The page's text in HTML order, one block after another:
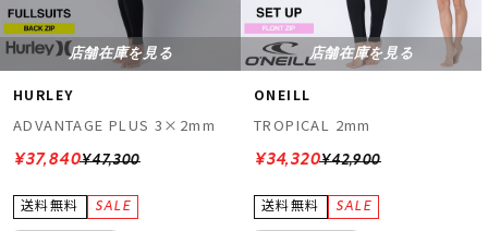
店舗在庫を見る
HURLEY
ADVANTAGE PLUS 3×2mm
¥47,300
¥37,840
店舗在庫を見る
ONEILL
TROPICAL 2mm
¥42,900
¥34,320